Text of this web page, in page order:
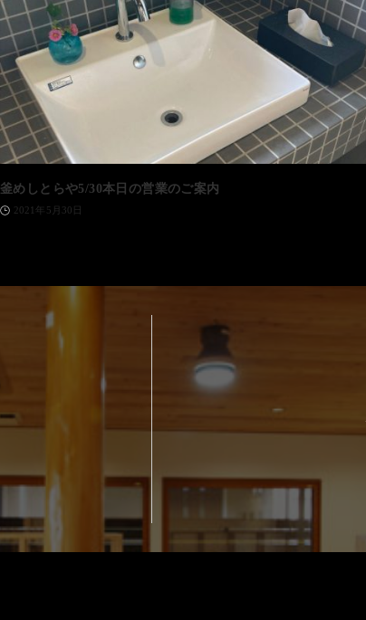
釜めしとらや5/30本日の営業のご案内
2021年5月30日